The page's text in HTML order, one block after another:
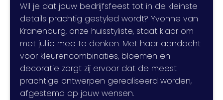
Wil je dat jouw bedrijfsfeest tot in de kleinste
details prachtig gestyled wordt? Yvonne van
Kranenburg, onze huisstyliste, staat klaar om
met jullie mee te denken. Met haar aandacht
voor kleurencombinaties, bloemen en
decoratie zorgt zij ervoor dat de meest
prachtige ontwerpen gerealiseerd worden,
afgestemd op jouw wensen.